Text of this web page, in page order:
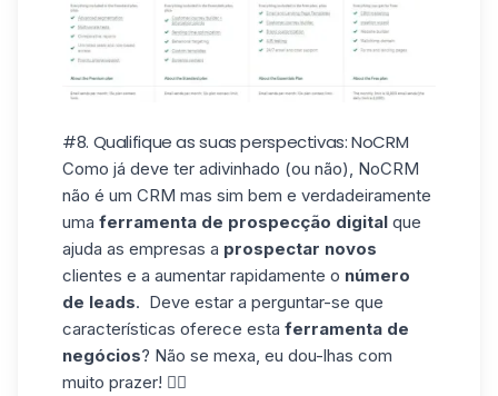
#8. Qualifique as suas perspectivas: NoCRM
Como já deve ter adivinhado (ou não), NoCRM
não é um CRM mas sim bem e verdadeiramente
uma ferramenta de prospecção digital que
ajuda as empresas a prospectar novos
clientes e a aumentar rapidamente o número
de leads. ️ Deve estar a perguntar-se que
características oferece esta ferramenta de
negócios? Não se mexa, eu dou-lhas com
muito prazer! 👆🏼